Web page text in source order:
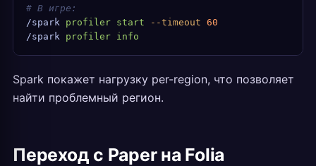
# В игре:
/spark profiler start --timeout 60
/spark profiler info
Spark покажет нагрузку per-region, что позволяет
найти проблемный регион.
Переход с Paper на Folia